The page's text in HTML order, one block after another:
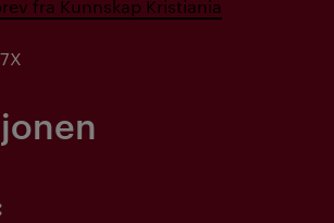
fra Kunnskap Kristiania